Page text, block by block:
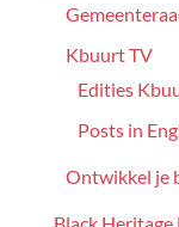
Kbuurt TV
Edities
Posts in
Ontwikkel je